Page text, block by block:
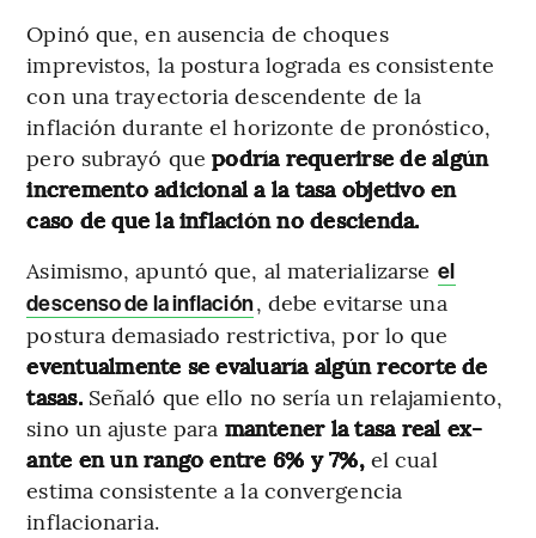
Opinó que, en ausencia de choques
imprevistos, la postura lograda es consistente
con una trayectoria descendente de la
inflación durante el horizonte de pronóstico,
pero subrayó quepodría requerirse de algún
incremento adicional a la tasa objetivo en
caso de que la inflación no descienda.
Asimismo, apuntó que, al materializarse el
descenso de la inflación, debe evitarse una
postura demasiado restrictiva, por lo que
eventualmente se evaluaría algún recorte de
tasas.Señaló que ello no sería un relajamiento,
sino un ajuste para mantener la tasa real ex-
ante en un rango entre 6% y 7%,el cual
estima consistente a la convergencia
inflacionaria.